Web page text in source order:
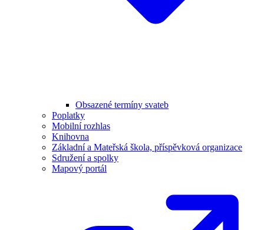
Obsazené termíny svateb
Poplatky
Mobilní rozhlas
Knihovna
Základní a Mateřská škola, příspěvková organizace
Sdružení a spolky
Mapový portál